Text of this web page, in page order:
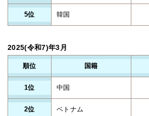
5位 韓国
2025(令和7)年3月
順位 国籍
1位 中国
2位 ベトナム